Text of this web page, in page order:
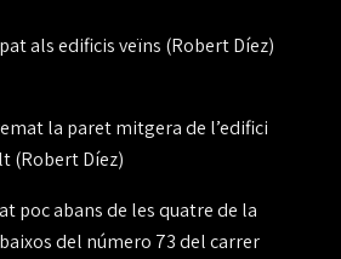
als edificis veïns (Robert Díez)
la paret mitgera de l’edifici
(Robert Díez)
poc abans de les quatre de la
del número 73 del carrer